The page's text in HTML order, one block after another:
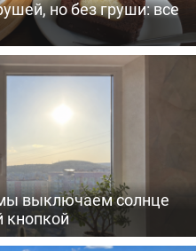
но без груши: все
выключаем солнце
кнопкой